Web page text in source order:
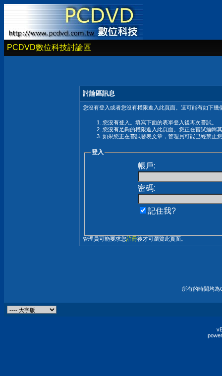
PCDVD數位科技討論區
討論區訊息
您沒有登入或者您沒有權限進入此頁面。這可能有如下幾
您沒有登入。填寫下面的表單登入後再次嘗試。
您沒有足夠的權限進入此頁面。您正在嘗試編輯
如果您正在嘗試發表文章，管理員可能已經禁止
登入
帳戶:
密碼:
記住我?
管理員可能要求您註冊後才可瀏覽此頁面。
所有的時間均為